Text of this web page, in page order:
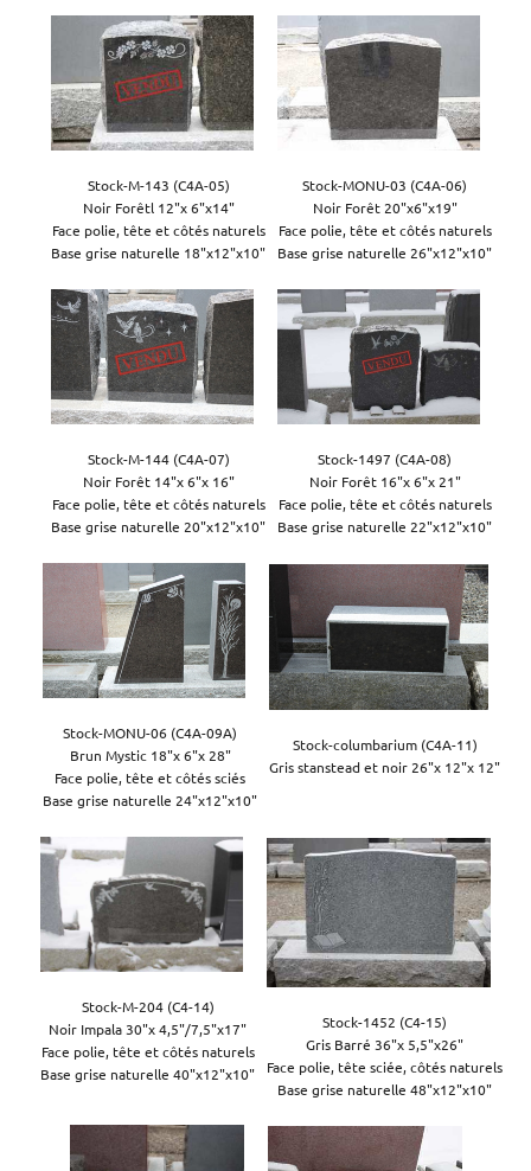
Stock-M-143 (C4A-05)
Noir Forêtl 12"x 6"x14"
Face polie, tête et côtés naturels
Base grise naturelle 18"x12"x10"
Stock-MONU-03 (C4A-06)
Noir Forêt 20"x6"x19"
Face polie, tête et côtés naturels
Stock-M-144 (C4A-07)
Noir Forêt 14"x 6"x 16"
Face polie, tête et côtés naturels
Base grise naturelle 20"x12"x10"
Stock-1497 (C4A-08)
Noir Forêt 16"x 6"x 21"
Face polie, tête et côtés naturels
Base grise naturelle 22"x12"x10"
Stock-MONU-06 (C4A-09A)
Brun Mystic 18"x 6"x 28"
Face polie, tête et côtés sciés
Base grise naturelle 24"x12"x10"
Stock-columbarium (C4A-11)
Stock-M-204 (C4-14)
Noir Impala 30"x 4,5"/7,5"x17"
Face polie, tête et côtés naturels
Base grise naturelle 40"x12"x10"
Stock-1452 (C4-15)
Gris Barré 36"x 5,5"x26"
Face polie, tête sciée, côtés naturels
Base grise naturelle 48"x12"x10"